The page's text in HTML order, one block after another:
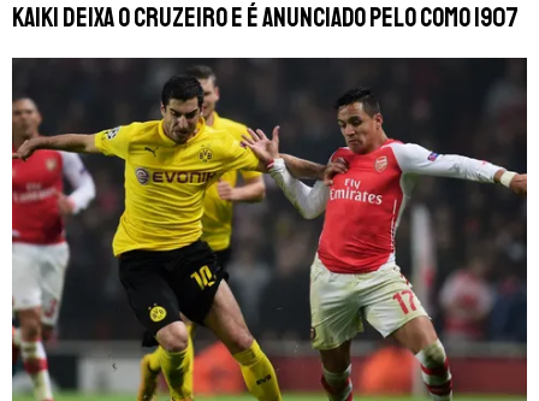
Kaiki deixa o Cruzeiro e é anunciado pelo Como 1907